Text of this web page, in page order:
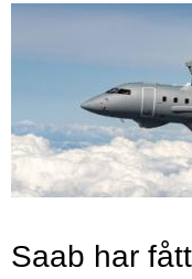
Saab har